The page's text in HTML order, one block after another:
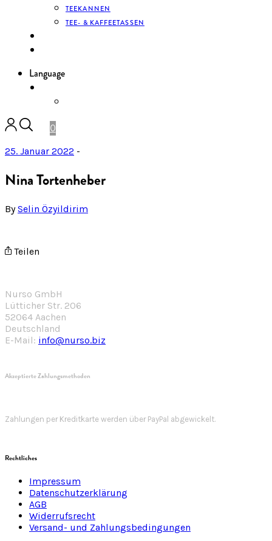
TEEKANNEN
TEE- & KAFFEETASSEN
Language
0
25. Januar 2022 -
Nina Tortenheber
BySelin Özyildirim
Teilen
Nurso GmbH
Lütticher Str. 206
52064 Aachen
Deutschland
E-Mail: info@nurso.biz
Akzeptierte Zahlungsmethoden
Zahlungen per Kreditkarte werden über PayPal abgewickelt.
Rechtliches
Impressum
Datenschutzerklärung
AGB
Widerrufsrecht
Versand- und Zahlungsbedingungen